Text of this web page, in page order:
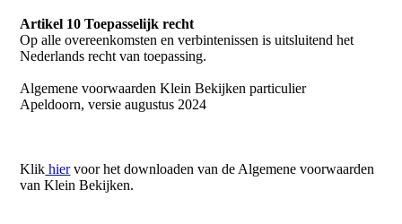
Artikel 10 Toepasselijk recht
Op alle overeenkomsten en verbintenissen is uitsluitend het
Nederlands recht van toepassing.
Algemene voorwaarden Klein Bekijken particulier
Apeldoorn, versie augustus 2024
Klik hiervoor het downloaden van de Algemene voorwaarden
van Klein Bekijken.